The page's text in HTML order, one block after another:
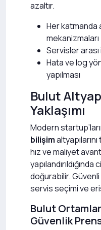
azaltır.
Her katmanda
mekanizmaları
Servisler
Hata ve log
yapılması
Bulut
Yaklaşımı
Modern
bilişim
hız ve maliyet
doğurabilir. Güvenli
servis seçimi ve
Bulut
Güvenlik